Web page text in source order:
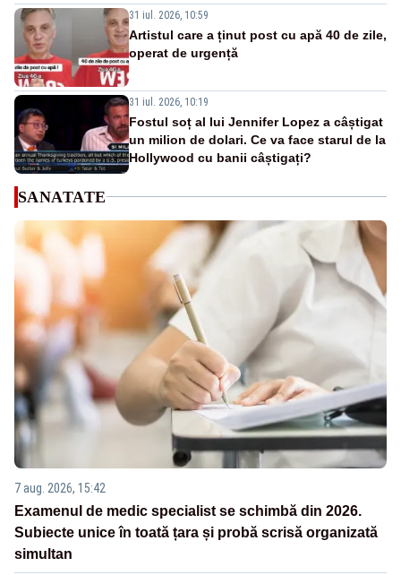
31 iul. 2026, 10:59
Artistul care a ținut post cu apă 40 de zile,
operat de urgență
31 iul. 2026, 10:19
Fostul soț al lui Jennifer Lopez a câștigat
un milion de dolari. Ce va face starul de la
Hollywood cu banii câștigați?
SANATATE
7 aug. 2026, 15:42
Examenul de medic specialist se schimbă din 2026.
Subiecte unice în toată țara și probă scrisă organizată
simultan